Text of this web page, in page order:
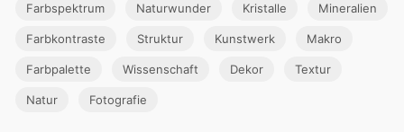
Farbspektrum Naturwunder Kristalle Mineralien
Farbkontraste Struktur Kunstwerk Makro
Farbpalette Wissenschaft Dekor Textur
Natur Fotografie